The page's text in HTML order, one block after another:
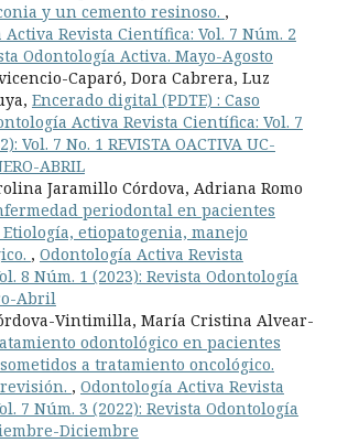
y un cemento resinoso. ,
Revista Científica: Vol. 7 Núm. 2
Odontología Activa. Mayo-Agosto
Caparó, Dora Cabrera, Luz
Encerado digital (PDTE) : Caso
Activa Revista Científica: Vol. 7
Vol. 7 No. 1 REVISTA OACTIVA UC-
ABRIL
Jaramillo Córdova, Adriana Romo
periodontal en pacientes
etiopatogenia, manejo
, Odontología Activa Revista
8 Núm. 1 (2023): Revista Odontología
Abril
Vintimilla, María Cristina Alvear-
odontológico en pacientes
a tratamiento oncológico.
, Odontología Activa Revista
7 Núm. 3 (2022): Revista Odontología
Diciembre